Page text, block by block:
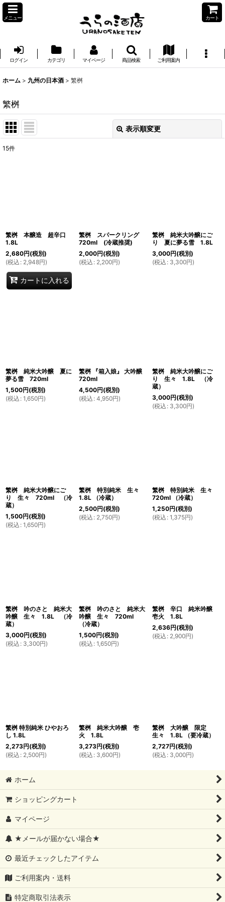
メニュー カート
ログイン カテゴリ マイページ 商品検索 ご利用案内
ホーム > 九州の日本酒 > 繁桝
繁桝
表示順変更
15件
繁桝 本醸造 超辛口
1.8L
2,680円(税別)
(税込 : 2,948円)
カートに入れる
繁桝 スパークリング
720ml (冷蔵推奨)
2,000円(税別)
(税込 : 2,200円)
繁桝 純米大吟醸にご
り 夏に夢る雪 1.8L
3,000円(税別)
(税込 : 3,300円)
繁桝 純米大吟醸 夏に
夢る雪 720ml
1,500円(税別)
(税込 : 1,650円)
繁桝 『箱入娘』 大吟醸
720ml
4,500円(税別)
(税込 : 4,950円)
繁桝 純米大吟醸にご
り 生々 1.8L （冷
蔵）
3,000円(税別)
(税込 : 3,300円)
繁桝 純米大吟醸にご
り 生々 720ml （冷
蔵）
1,500円(税別)
(税込 : 1,650円)
繁桝 特別純米 生々
1.8L （冷蔵）
2,500円(税別)
(税込 : 2,750円)
繁桝 特別純米 生々
720ml （冷蔵）
1,250円(税別)
(税込 : 1,375円)
繁桝 吟のさと 純米大
吟醸 生々 1.8L （冷
蔵）
3,000円(税別)
(税込 : 3,300円)
繁桝 吟のさと 純米大
吟醸 生々 720ml
（冷蔵）
1,500円(税別)
(税込 : 1,650円)
繁桝 辛口 純米吟醸
壱火 1.8L
2,636円(税別)
(税込 : 2,900円)
繁桝 特別純米 ひやおろ
し 1.8L
2,273円(税別)
(税込 : 2,500円)
繁桝 純米大吟醸 壱
火 1.8L
3,273円(税別)
(税込 : 3,600円)
繁桝 大吟醸 限定
生々 1.8L （要冷蔵）
2,727円(税別)
(税込 : 3,000円)
ホーム
ショッピングカート
マイページ
★メールが届かない場合★
最近チェックしたアイテム
ご利用案内・送料
特定商取引法表示